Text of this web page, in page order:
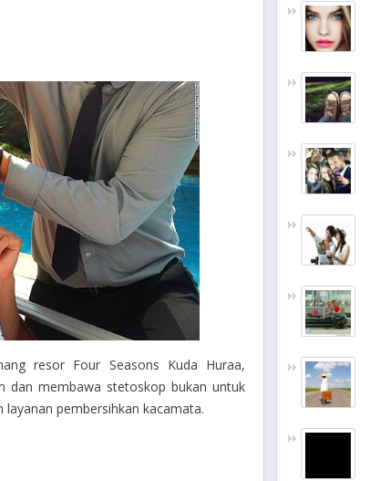
resor Four Seasons Kuda Huraa,
dan membawa stetoskop bukan untuk
pembersihkan kacamata.